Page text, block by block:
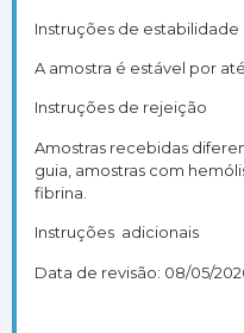
Instruções de estabilidade
A amostra é estável por
Instruções de rejeição
Amostras recebidas
guia, amostras com
fibrina.
Instruções adicionais
Data de revisão: 08/05/